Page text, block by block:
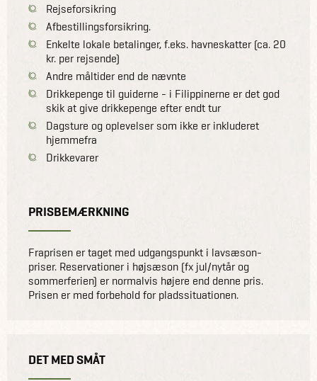
Rejseforsikring
Afbestillingsforsikring.
Enkelte lokale betalinger, f.eks. havneskatter (ca. 20
kr. per rejsende)
Andre måltider end de nævnte
Drikkepenge til guiderne - i Filippinerne er det god
skik at give drikkepenge efter endt tur
Dagsture og oplevelser som ikke er inkluderet
hjemmefra
Drikkevarer
PRISBEMÆRKNING
Fraprisen er taget med udgangspunkt i lavsæson-
priser. Reservationer i højsæson (fx jul/nytår og
sommerferien) er normalvis højere end denne pris.
Prisen er med forbehold for pladssituationen.
DET MED SMÅT